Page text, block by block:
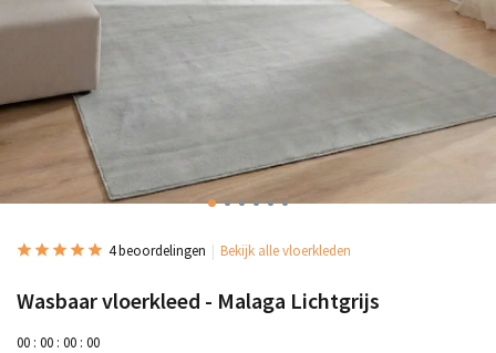
4 beoordelingen Bekijk alle vloerkleden
Wasbaar vloerkleed - Malaga Lichtgrijs
00 : 00 : 00 : 00